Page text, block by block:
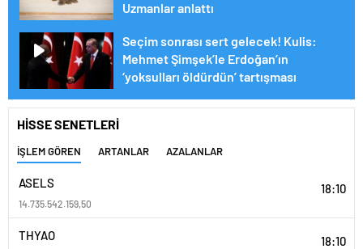
Uzmanlar anlattı
Seçim sonrası sert gelecek! Kulis:
Mehmet Şimşek’le Erdoğan’ın
‘yoksulları öldürdün’ tartışması
HİSSE SENETLERİ
İŞLEM GÖREN ARTANLAR AZALANLAR
ASELS
14.735.542.159,50
18:10
THYAO 18:10